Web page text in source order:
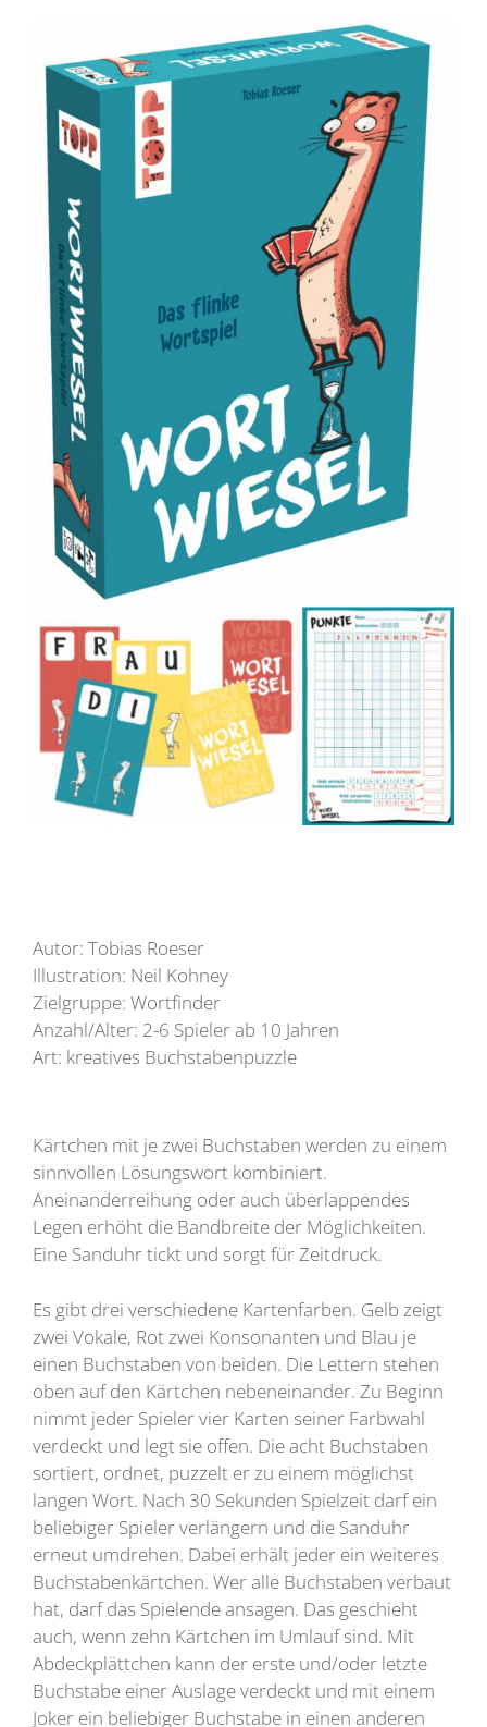
Autor: Tobias Roeser
Illustration: Neil Kohney
Zielgruppe: Wortfinder
Anzahl/Alter: 2-6 Spieler ab 10 Jahren
Art: kreatives Buchstabenpuzzle
Kärtchen mit je zwei Buchstaben werden zu einem
sinnvollen Lösungswort kombiniert.
Aneinanderreihung oder auch überlappendes
Legen erhöht die Bandbreite der Möglichkeiten.
Eine Sanduhr tickt und sorgt für Zeitdruck.
Es gibt drei verschiedene Kartenfarben. Gelb zeigt
zwei Vokale, Rot zwei Konsonanten und Blau je
einen Buchstaben von beiden. Die Lettern stehen
oben auf den Kärtchen nebeneinander. Zu Beginn
nimmt jeder Spieler vier Karten seiner Farbwahl
verdeckt und legt sie offen. Die acht Buchstaben
sortiert, ordnet, puzzelt er zu einem möglichst
langen Wort. Nach 30 Sekunden Spielzeit darf ein
beliebiger Spieler verlängern und die Sanduhr
erneut umdrehen. Dabei erhält jeder ein weiteres
Buchstabenkärtchen. Wer alle Buchstaben verbaut
hat, darf das Spielende ansagen. Das geschieht
auch, wenn zehn Kärtchen im Umlauf sind. Mit
Abdeckplättchen kann der erste und/oder letzte
Buchstabe einer Auslage verdeckt und mit einem
Joker ein beliebiger Buchstabe in einen anderen